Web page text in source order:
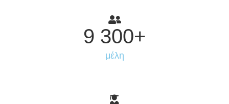
9 300+
μέλη